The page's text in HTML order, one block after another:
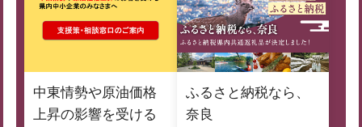
中東情勢や原油価格
上昇の影響を受ける
ふるさと納税なら、
奈良